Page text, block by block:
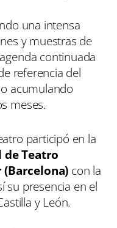
una intensa
y muestras de
continuada
referencia del
acumulando
meses.
participó en la
Teatro
con la
su presencia en el
y León.